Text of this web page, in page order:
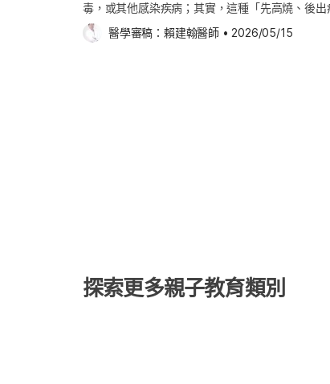
毒，或其他感染疾病；其實，這種「先高燒、後
瑰疹。 玫瑰疹好發於6個月至2歲幼兒，典型症狀包括反覆高燒3~5天、退燒後開始出疹，
部分孩子也可能伴隨輕微腹瀉、食慾下降或嗜睡
要透過飛沫與唾液接觸傳播，例如共用餐具、玩具
醫學審稿： 賴建翰醫師 • 2026/05/15
探索更多親子教育類別